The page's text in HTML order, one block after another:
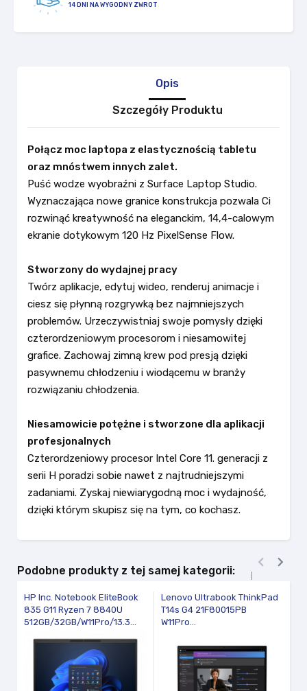
14 DNI NA WYGODNY ZWROT
Opis
Szczegóły Produktu
Połącz moc laptopa z elastycznością tabletu
oraz mnóstwem innych zalet.
Puść wodze wyobraźni z Surface Laptop Studio.
Wyznaczająca nowe granice konstrukcja pozwala Ci
rozwinąć kreatywność na eleganckim, 14,4-calowym
ekranie dotykowym 120 Hz PixelSense Flow.
Stworzony do wydajnej pracy
Twórz aplikacje, edytuj wideo, renderuj animacje i
ciesz się płynną rozgrywką bez najmniejszych
problemów. Urzeczywistniaj swoje pomysły dzięki
czterordzeniowym procesorom i niesamowitej
grafice. Zachowaj zimną krew pod presją dzięki
pasywnemu chłodzeniu i wiodącemu w branży
rozwiązaniu chłodzenia.
Niesamowicie potężne i stworzone dla aplikacji
profesjonalnych
Czterordzeniowy procesor Intel Core 11. generacji z
serii H poradzi sobie nawet z najtrudniejszymi
zadaniami. Zyskaj niewiarygodną moc i wydajność,
dzięki którym skupisz się na tym, co kochasz.
Podobne produkty z tej samej kategorii:
HP Inc. Notebook EliteBook
835 G11 Ryzen 7 8840U
512GB/32GB/W11Pro/13.3...
Lenovo Ultrabook ThinkPad
T14s G4 21F80015PB
W11Pro...
 